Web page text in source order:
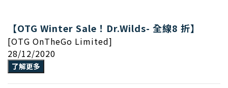
【OTG Winter Sale！Dr.Wilds- 全線8 折】
[OTG OnTheGo Limited]
28/12/2020
了解更多